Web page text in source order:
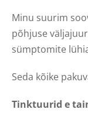
Minu suurim
põhjuse
sümptomite
Seda kõike
Tinktuurid e